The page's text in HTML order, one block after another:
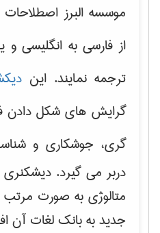
موسسه البرز
از فارسی به انگلیسی و
ترجمه نمایند. این
گرایش های شکل دادن
گری، جوشکاری و
دربر می گیرد. دیشکنری
متالوژی به صورت مرتب
جدید به بانک لغات آن